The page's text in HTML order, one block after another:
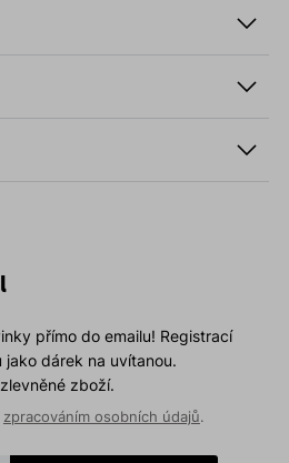
přímo do emailu! Registrací
dárek na uvítanou.
zboží.
zpracováním osobních údajů.